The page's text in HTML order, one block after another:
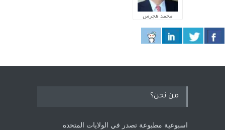
محمد هجرس
من نحن؟
اسبوعية مطبوعة تصدر في الولايات المتحده